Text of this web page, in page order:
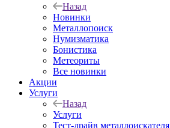
Назад
Новинки
Металлопоиск
Нумизматика
Бонистика
Метеориты
Все новинки
Акции
Услуги
Назад
Услуги
Тест-драйв металлоискателя